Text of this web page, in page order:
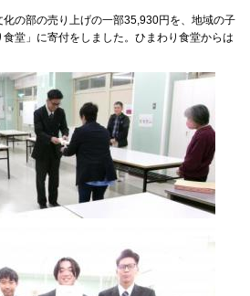
の部の売り上げの一部35,930円を、地域の子
堂」に寄付をしました。ひまわり食堂からは